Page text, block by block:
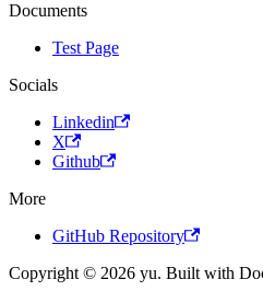
Documents
Test Page
Socials
Linkedin
X
Github
More
GitHub Repository
Copyright © 2026 yu. Built with